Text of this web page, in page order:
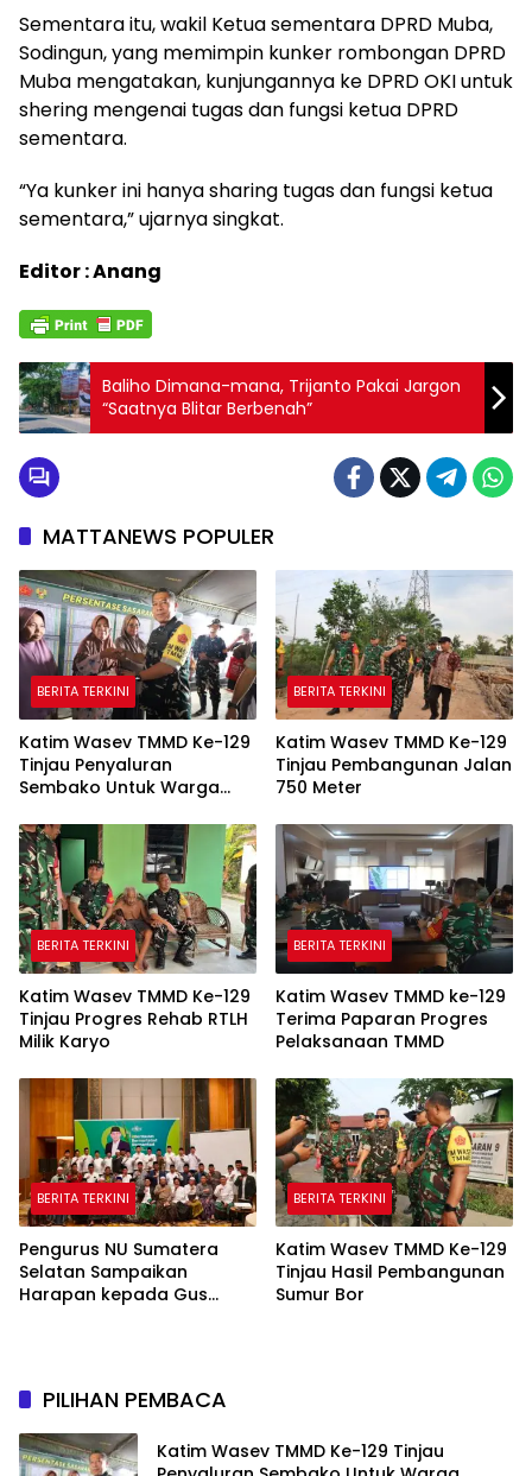
Sementara itu, wakil Ketua sementara DPRD Muba,
Sodingun, yang memimpin kunker rombongan DPRD
Muba mengatakan, kunjungannya ke DPRD OKI untuk
shering mengenai tugas dan fungsi ketua DPRD
sementara.
“Ya kunker ini hanya sharing tugas dan fungsi ketua
sementara,” ujarnya singkat.
Editor : Anang
Baliho Dimana-mana, Trijanto Pakai Jargon
“Saatnya Blitar Berbenah”
MATTANEWS POPULER
BERITA TERKINI
Katim Wasev TMMD Ke-129
Tinjau Penyaluran
Sembako Untuk Warga
BERITA TERKINI
Katim Wasev TMMD Ke-129
Tinjau Pembangunan Jalan
750 Meter
BERITA TERKINI
Katim Wasev TMMD Ke-129
Tinjau Progres Rehab RTLH
Milik Karyo
BERITA TERKINI
Katim Wasev TMMD ke-129
Terima Paparan Progres
Pelaksanaan TMMD
BERITA TERKINI
Pengurus NU Sumatera
Selatan Sampaikan
Harapan kepada Gus
BERITA TERKINI
Katim Wasev TMMD Ke-129
Tinjau Hasil Pembangunan
Sumur Bor
PILIHAN PEMBACA
Katim Wasev TMMD Ke-129 Tinjau